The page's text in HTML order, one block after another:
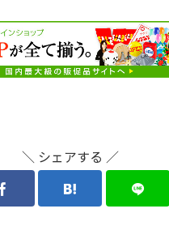
＼ シェアする ／